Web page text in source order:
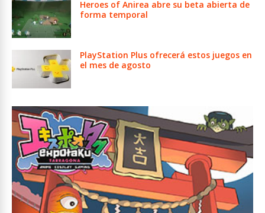
Heroes of Anirea abre su beta abierta de
forma temporal
PlayStation Plus ofrecerá estos juegos en
el mes de agosto